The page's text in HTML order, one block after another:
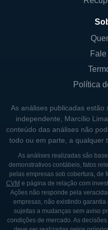
no mercado de fast
produtos é
manhã, almoço e
de lanche e
escolha popular
por ser variado e
diferentes
alimentares. Além
a empresa
sazonais ou
sentimento de
tacos da Jack In
tornaram uma das
chamando a
Política
As análises publicadas
independente, Marcílio
conteúdo das análises não
todo ou em parte, a qualquer
As análises realizadas são
demonstrativos contábeis, fatos
pelas empresas sob cobertura, de
CVM e página de relação com
Ações não responde pela
empresas, não existindo
sujeitas a mudanças sem aviso
condições de mercado. As